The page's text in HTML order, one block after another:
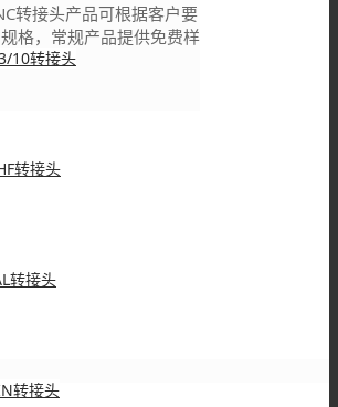
10转接头
转接头
转接头
转接头
转接头产品可根据客户要
格，常规产品提供免费样